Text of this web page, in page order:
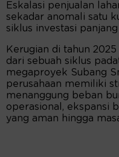
Eskalasi penjualan
sekadar anomali satu
siklus investasi
Kerugian di tahun
dari sebuah siklus
megaproyek Subang
perusahaan memiliki
menanggung beban
operasional, ekspansi
yang aman hingga